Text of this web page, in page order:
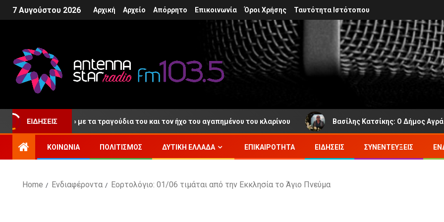
7 Αυγούστου 2026 Αρχική Αρχείο Απόρρητο Επικοινωνία Όροι Χρήσης Ταυτότητα Ιστότοπου
ΕΙΔΉΣΕΙΣ
«αντίο» με τα τραγούδια του και τον ήχο του αγαπημένου του κλαρίνου Βασίλης Κατσίκης: Ο Δήμος Αγράφων
ΚΟΙΝΩΝΊΑ ΠΟΛΙΤΙΣΜΌΣ ΔΥΤΙΚΉ ΕΛΛΆΔΑ ΕΠΙΚΑΙΡΌΤΗΤΑ ΕΙΔΉΣΕΙΣ ΣΥΝΕΝΤΕΎΞΕΙΣ
Home Ενδιαφέροντα Εορτολόγιο: 01/06 τιμάται από την Εκκλησία το Άγιο Πνεύμα